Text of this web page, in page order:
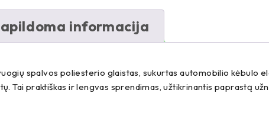
informacija
spalvos poliesterio glaistas, sukurtas automobilio
Tai praktiškas ir lengvas sprendimas, užtikrinantis paprastą